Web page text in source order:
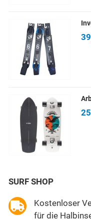
SURF SHOP
Kostenloser
für die